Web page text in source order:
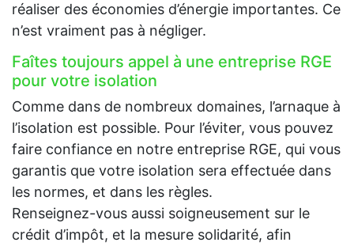
réaliser des économies d’énergie importantes. Ce
n’est vraiment pas à négliger.
Faîtes toujours appel à une entreprise RGE
pour votre isolation
Comme dans de nombreux domaines, l’arnaque à
l’isolation est possible. Pour l’éviter, vous pouvez
faire confiance en notre entreprise RGE, qui vous
garantis que votre isolation sera effectuée dans
les normes, et dans les règles.
Renseignez-vous aussi soigneusement sur le
crédit d’impôt, et la mesure solidarité, afin